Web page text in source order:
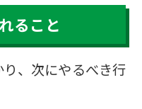
ること
、次にやるべき行